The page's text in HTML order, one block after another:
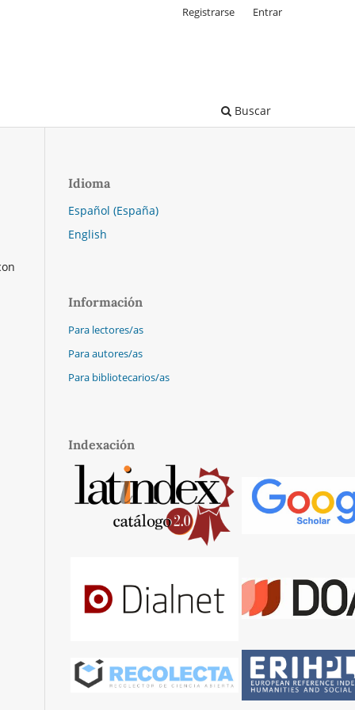
Buscar
Registrarse Entrar
Idioma
Español (España)
English
Información
Para lectores/as
Para autores/as
Para bibliotecarios/as
Indexación